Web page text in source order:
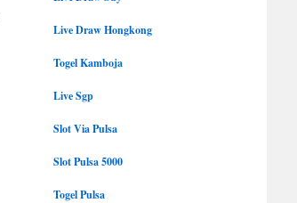
Live Draw Hongkong
Togel Kamboja
Live Sgp
Slot Via Pulsa
Slot Pulsa 5000
Togel Pulsa